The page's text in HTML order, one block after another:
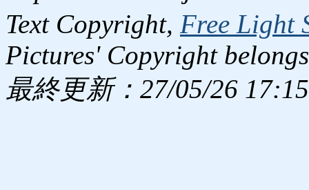
Text Copyright, Free Light
Pictures' Copyright
最終更新：27/05/26 17:15